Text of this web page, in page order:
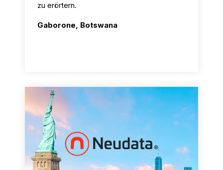
zu erörtern.
Gaborone, Botswana